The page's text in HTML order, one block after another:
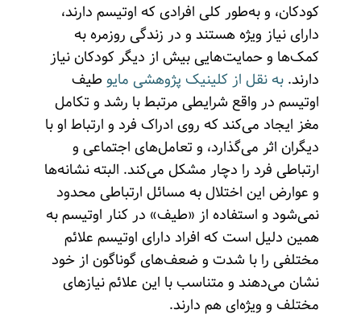
کودکان، و به‌طور کلی افرادی که اوتیسم دارند،
دارای نیاز ویژه هستند و در زندگی روزمره به
کمک‌ها و حمایت‌هایی بیش از دیگر کودکان نیاز
دارند. به نقل از کلینیک پژوهشی مایو طیف
اوتیسم در واقع شرایطی مرتبط با رشد و تکامل
مغز ایجاد می‌کند که روی ادراک فرد و ارتباط او با
دیگران اثر می‌گذارد، و تعامل‌های اجتماعی و
ارتباطی فرد را دچار مشکل می‌کند. البته نشانه‌ها
و عوارض این اختلال به مسائل ارتباطی محدود
نمی‌شود و استفاده از «طیف» در کنار اوتیسم به
همین دلیل است که افراد دارای اوتیسم علائم
مختلفی را با شدت و ضعف‌های گوناگون از خود
نشان می‌دهند و متناسب با این علائم نیازهای
مختلف و ویژه‌ای هم دارند.